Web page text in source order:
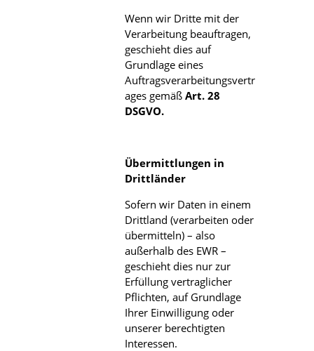
Wenn wir Dritte mit der
Verarbeitung beauftragen,
geschieht dies auf
Grundlage eines
Auftragsverarbeitungsvertr
ages gemäß Art. 28
DSGVO.
Übermittlungen in
Drittländer
Sofern wir Daten in einem
Drittland (verarbeiten oder
übermitteln) – also
außerhalb des EWR –
geschieht dies nur zur
Erfüllung vertraglicher
Pflichten, auf Grundlage
Ihrer Einwilligung oder
unserer berechtigten
Interessen.